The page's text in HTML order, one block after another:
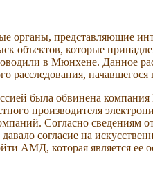
органы, представляющие
объектов, которые
в Мюнхене. Данное
расследования, начавшегося
была обвинена
производителя
Согласно сведениям
согласие на
АМД, которая является